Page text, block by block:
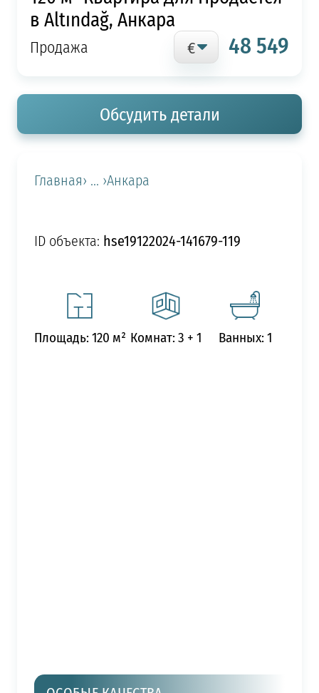
в Altındağ, Анкара
Продажа 48 549
Обсудить детали
Главная› ... ›Анкара
ID объекта: hse19122024-141679-119
Площадь: 120 м² Комнат: 3 + 1 Ванных: 1